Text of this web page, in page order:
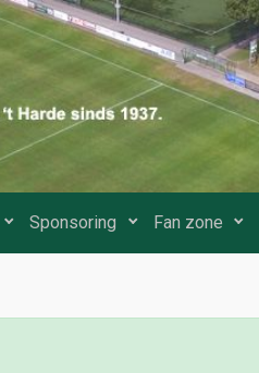
Sponsoring Fan zone